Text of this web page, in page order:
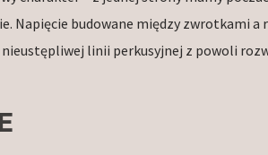
Napięcie budowane między zwrotkami a
linii perkusyjnej z powoli